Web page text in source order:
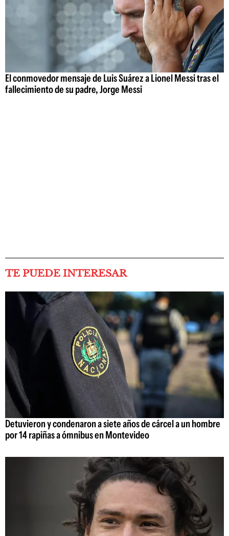
El conmovedor mensaje de Luis Suárez a Lionel Messi tras el
fallecimiento de su padre, Jorge Messi
TE PUEDE INTERESAR
Detuvieron y condenaron a siete años de cárcel a un hombre
por 14 rapiñas a ómnibus en Montevideo